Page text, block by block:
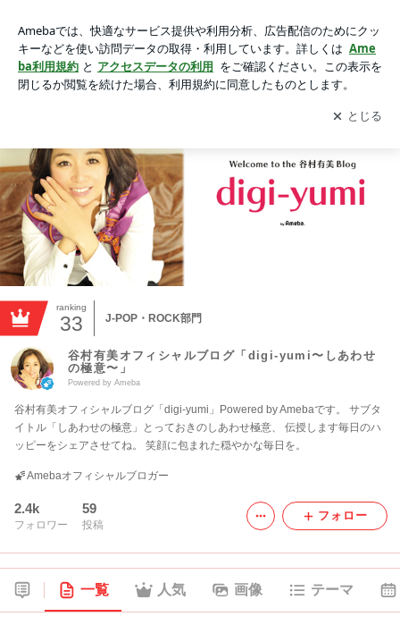
意〜」Powered by Ameba
アプリをダウンロードして ブログの更新通知
を受け取りまし
ょう。
開く
ranking
33 J-POP・ROCK部門
谷村有美オフィシャルブログ「digi-yumi〜しあわせ
の極意〜」
Powered by Ameba
谷村有美オフィシャルブログ「digi-yumi」Powered by Amebaです。 サブタ
イトル「しあわせの極意」とっておきのしあわせ極意、 伝授します毎日のハ
ッピーをシェアさせてね。 笑顔に包まれた穏やかな毎日を。
Amebaオフィシャルブロガー
2.4k
フォロワー
59
投稿
フォロー
一覧 人気 画像 テーマ